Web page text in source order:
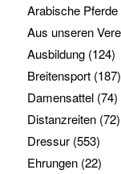
Arabische Pferde
Aus unseren
Ausbildung(124)
Breitensport(187)
Damensattel(74)
Distanzreiten(72)
Dressur(553)
Ehrungen(22)